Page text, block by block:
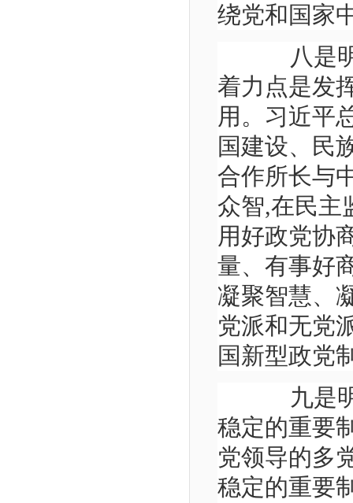
绕党和国家
八是明
着力点是发
用。习近平
国建设、民
合作所长与
众智,在民主
用好政党协
量、有事好
凝聚智慧、
党派和无党
国新型政党
九是明
稳定的重要
党领导的多
稳定的重要